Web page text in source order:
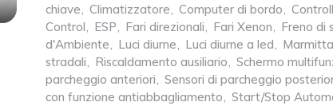
chiave, Climatizzatore, Computer di bordo,
Control, ESP, Fari direzionali, Fari Xenon, Freno di
d'Ambiente, Luci diurne, Luci diurne a led,
stradali, Riscaldamento ausiliario, Schermo
parcheggio anteriori, Sensori di parcheggio
con funzione antiabbagliamento, Start/Stop